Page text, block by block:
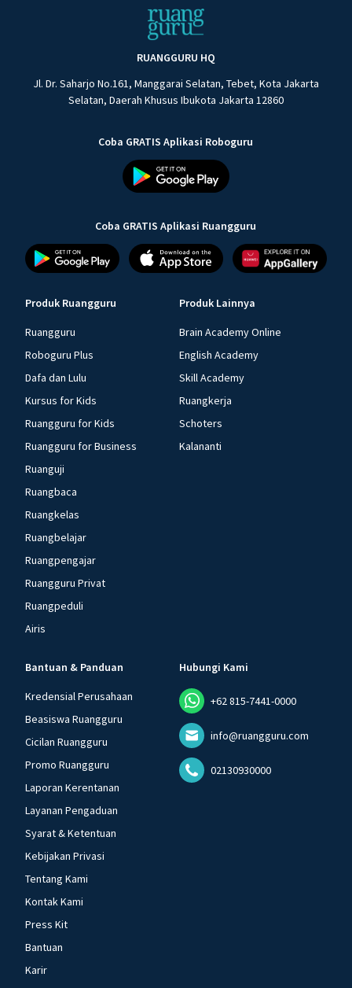
RUANGGURU HQ
Jl. Dr. Saharjo No.161, Manggarai Selatan, Tebet, Kota Jakarta
Selatan, Daerah Khusus Ibukota Jakarta 12860
Coba GRATIS Aplikasi Roboguru
Coba GRATIS Aplikasi Ruangguru
Produk Ruangguru
Ruangguru
Roboguru Plus
Dafa dan Lulu
Kursus for Kids
Ruangguru for Kids
Ruangguru for Business
Ruanguji
Ruangbaca
Ruangkelas
Ruangbelajar
Ruangpengajar
Ruangguru Privat
Ruangpeduli
Airis
Produk Lainnya
Brain Academy Online
English Academy
Skill Academy
Ruangkerja
Schoters
Kalananti
Bantuan & Panduan
Kredensial Perusahaan
Beasiswa Ruangguru
Cicilan Ruangguru
Promo Ruangguru
Laporan Kerentanan
Layanan Pengaduan
Syarat & Ketentuan
Kebijakan Privasi
Tentang Kami
Kontak Kami
Press Kit
Bantuan
Karir
Hubungi Kami
+62 815-7441-0000
info@ruangguru.com
02130930000